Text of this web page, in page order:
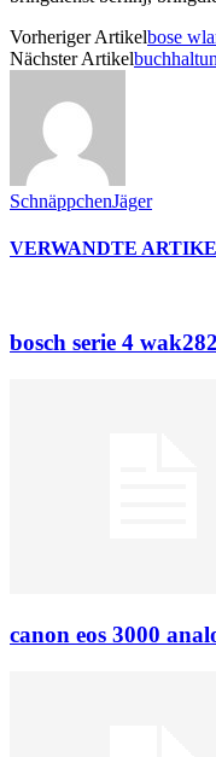
Vorheriger Artikelbose
Nächster Artikel
SchnäppchenJäger
VERWANDTE
bosch serie 4
canon eos 3000